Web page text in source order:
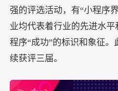
强的评选活动，有“小程序
业均代表着行业的先进水
程序“成功”的标识和象征
续获评三届。